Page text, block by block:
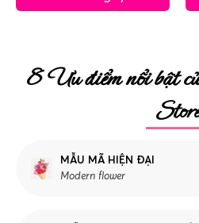
8 Ưu điểm nổi bật
MẪU MÃ HIỆN ĐẠI
Modern flower